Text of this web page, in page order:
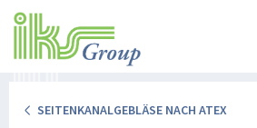
SEITENKANALGEBLÄSE NACH ATEX